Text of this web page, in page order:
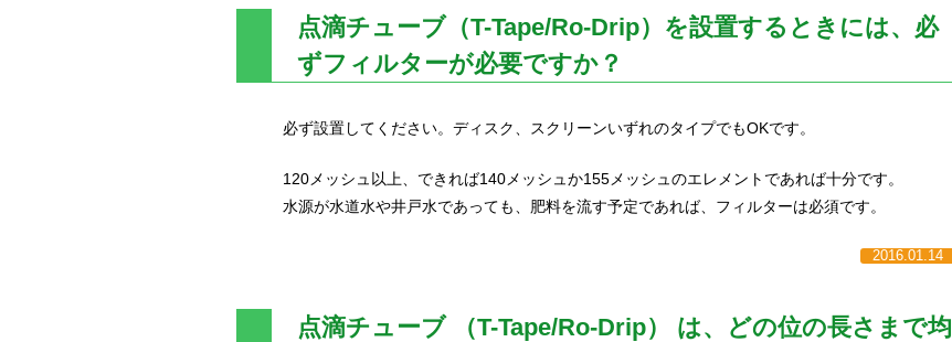
点滴チューブ（T-Tape/Ro-Drip）を設置するときには、必
ずフィルターが必要ですか？
必ず設置してください。ディスク、スクリーンいずれのタイプでもOKです。
120メッシュ以上、できれば140メッシュか155メッシュのエレメントであれば十分です。
水源が水道水や井戸水であっても、肥料を流す予定であれば、フィルターは必須です。
2016.01.14
点滴チューブ （T-Tape/Ro-Drip） は、どの位の長さまで均